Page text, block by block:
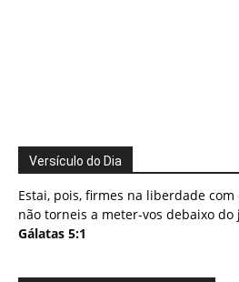
Versículo do Dia
Estai, pois, firmes na liberdade
não torneis a meter-vos debaixo do
Gálatas 5:1